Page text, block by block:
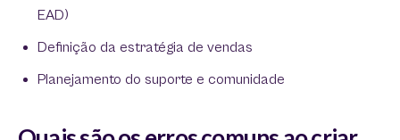
EAD)
Definição da estratégia de vendas
Planejamento do suporte e comunidade